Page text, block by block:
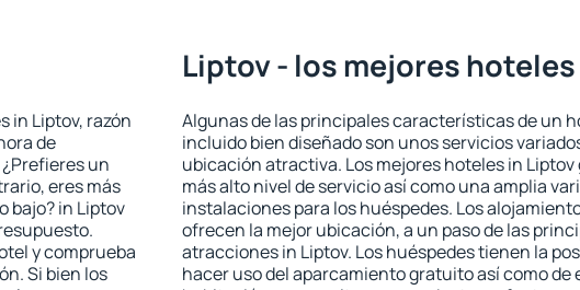
in Liptov, razón
de
un
eres más
bajo? in Liptov
y comprueba
Si bien los
Liptov - los mejores hoteles
Algunas de las principales características de un
incluido bien diseñado son unos servicios
ubicación atractiva. Los mejores hoteles in
más alto nivel de servicio así como una amplia
instalaciones para los huéspedes. Los
ofrecen la mejor ubicación, a un paso de las
atracciones in Liptov. Los huéspedes tienen la
hacer uso del aparcamiento gratuito así como de